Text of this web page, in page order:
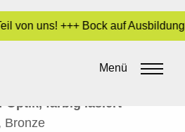
uns! +++ Bock auf
Menü
GRÜN
Optik, farbig lasiert
Bronze